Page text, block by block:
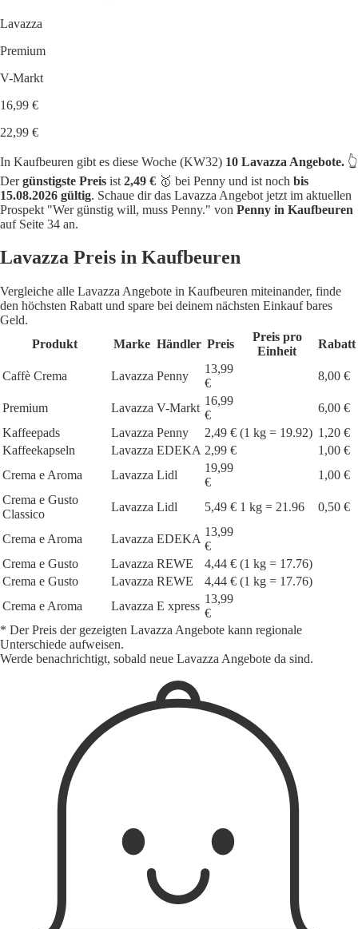
Lavazza
Premium
V-Markt
16,99 €
22,99 €
In Kaufbeuren gibt es diese Woche (KW32) 10 Lavazza Angebote. 👆
Dergünstigste Preis ist 2,49 € 🥇 bei Penny und ist noch bis
15.08.2026 gültig. Schaue dir das Lavazza Angebot jetzt im aktuellen
Prospekt "Wer günstig will, muss Penny." von Penny in Kaufbeuren
auf Seite 34 an.
Lavazza Preis in Kaufbeuren
Vergleiche alle Lavazza Angebote in Kaufbeuren miteinander, finde
den höchsten Rabatt und spare bei deinem nächsten Einkauf bares
Geld.
Produkt
Marke Händler Preis
Preis pro
Einheit
Rabatt
Caffè Crema Lavazza Penny
13,99
€
8,00 €
Premium Lavazza V-Markt
16,99
€
6,00 €
Kaffeepads
Lavazza Penny 2,49 € (1 kg = 19.92) 1,20 €
Kaffeekapseln
Lavazza EDEKA 2,99 €
1,00 €
Crema e Aroma
Lavazza Lidl
19,99
€
1,00 €
Crema e Gusto
Classico
Lavazza Lidl 5,49 € 1 kg = 21.96 0,50 €
Crema e Aroma Lavazza EDEKA
13,99
€
Crema e Gusto
Lavazza REWE 4,44 € (1 kg = 17.76)
Crema e Gusto
Lavazza REWE 4,44 € (1 kg = 17.76)
Crema e Aroma
Lavazza E xpress
13,99
€
* Der Preis der gezeigten Lavazza Angebote kann regionale
Unterschiede aufweisen.
Werde benachrichtigt, sobald neue Lavazza Angebote da sind.